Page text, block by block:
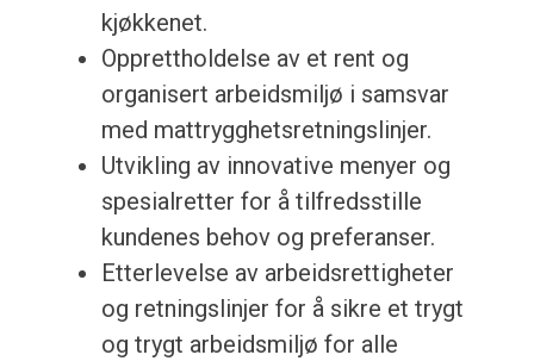
kjøkkenet.
Opprettholdelse av et rent og
organisert arbeidsmiljø i samsvar
med mattrygghetsretningslinjer.
Utvikling av innovative menyer og
spesialretter for å tilfredsstille
kundenes behov og preferanser.
Etterlevelse av arbeidsrettigheter
og retningslinjer for å sikre et trygt
og trygt arbeidsmiljø for alle